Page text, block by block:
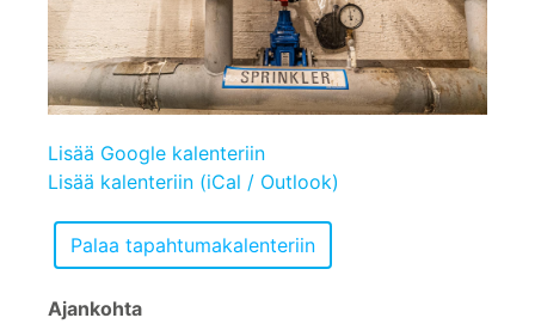
Lisää Google kalenteriin
Lisää kalenteriin (iCal / Outlook)
Ajankohta